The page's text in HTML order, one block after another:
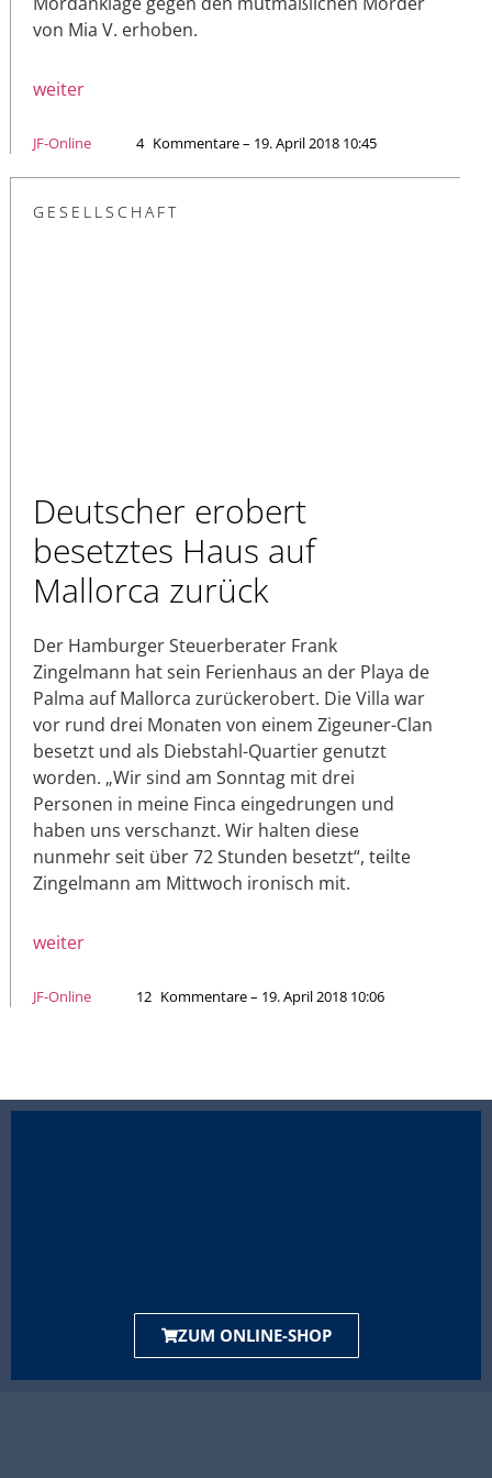
von Mia V. erhoben.
weiter
JF-Online 4 Kommentare – 19. April 2018 10:45
GESELLSCHAFT
Deutscher erobert
besetztes Haus auf
Mallorca zurück
Der Hamburger Steuerberater Frank
Zingelmann hat sein Ferienhaus an der Playa de
Palma auf Mallorca zurückerobert. Die Villa war
vor rund drei Monaten von einem Zigeuner-Clan
besetzt und als Diebstahl-Quartier genutzt
worden. „Wir sind am Sonntag mit drei
Personen in meine Finca eingedrungen und
haben uns verschanzt. Wir halten diese
nunmehr seit über 72 Stunden besetzt“, teilte
Zingelmann am Mittwoch ironisch mit.
weiter
JF-Online 12 Kommentare – 19. April 2018 10:06
ZUM ONLINE-SHOP